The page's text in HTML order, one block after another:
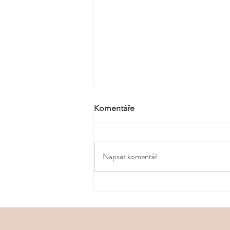
Komentáře
Napsat komentář...